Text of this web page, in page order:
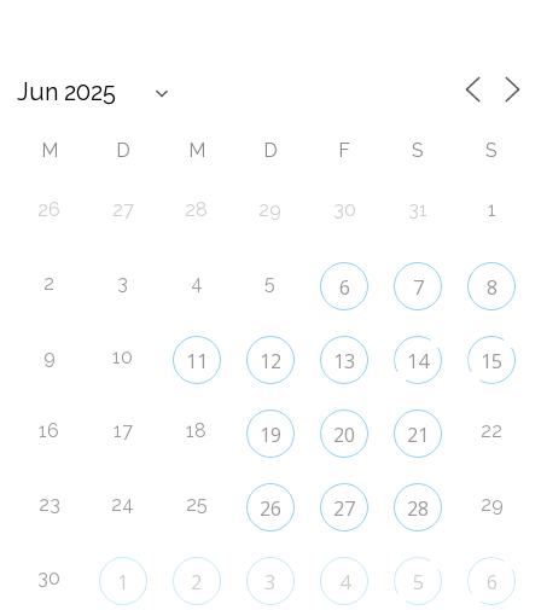
M D M D F S S
26 27 28 29 30 31 1
2 3 4 5 6 7 8
9 10 11 12 13 14 15
16 17 18 19 20 21 22
23 24 25 26 27 28 29
30 1 2 3 4 5 6